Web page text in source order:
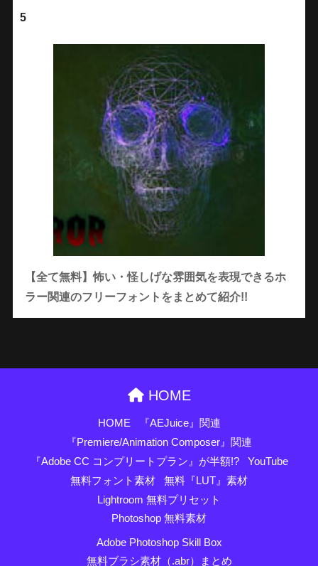
5
【全て無料】怖い・怪しげな雰囲気を表現できるホ
ラー関連のフリーフォントをまとめて紹介!!
HOME
HOME
『AEJuice』関連
『Premiere/Animation Composer』関連
『Adobe CC コンプリートプラン』が半額!?
YouTube
無料フォント素材
無料『LUT』素材
Lightroom 無料プリセット
Photoshop 無料素材
Adobe Photoshop Skill Box
無料ブラシ素材（.abr）まとめ